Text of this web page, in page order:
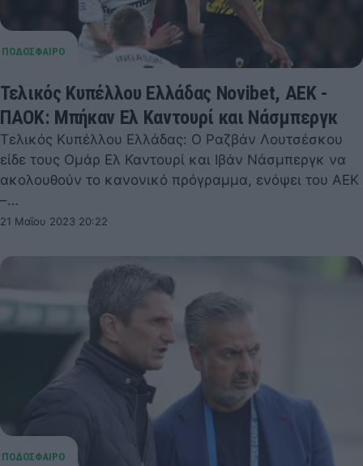
Τελικός Κυπέλλου Ελλάδας Novibet, ΑΕΚ -
ΠΑΟΚ: Μπήκαν Ελ Καντουρί και Νάσμπεργκ
Τελικός Κυπέλλου Ελλάδας: Ο Ραζβάν Λουτσέσκου
είδε τους Ομάρ Ελ Καντουρί και Ιβάν Νάσμπεργκ να
ακολουθούν το κανονικό πρόγραμμα, ενόψει του ΑΕΚ
–…
21 Μαΐου 2023 20:22